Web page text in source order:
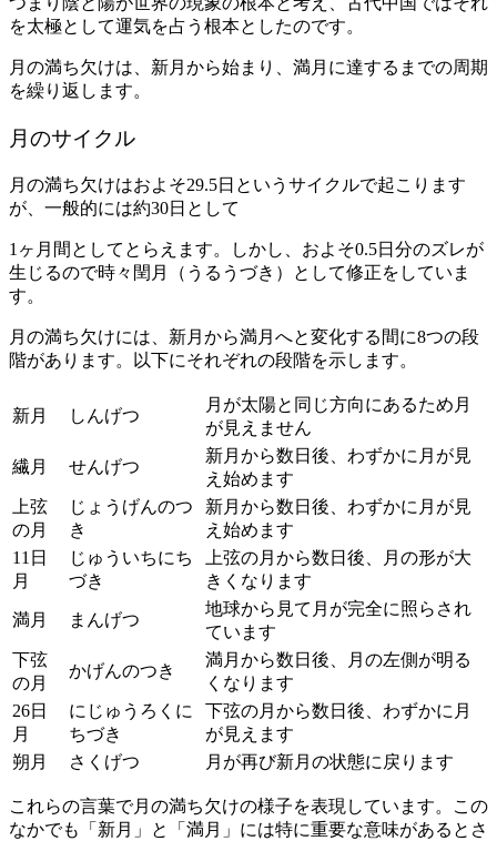
を太極として運気を占う根本としたのです。
月の満ち欠けは、新月から始まり、満月に達するまでの周期
を繰り返します。
月のサイクル
月の満ち欠けはおよそ29.5日というサイクルで起こります
が、一般的には約30日として
1ヶ月間としてとらえます。しかし、およそ0.5日分のズレが
生じるので時々閏月（うるうづき）として修正をしていま
す。
月の満ち欠けには、新月から満月へと変化する間に8つの段
階があります。以下にそれぞれの段階を示します。
新月 しんげつ
月が太陽と同じ方向にあるため月
が見えません
繊月 せんげつ
新月から数日後、わずかに月が見
え始めます
上弦
の月
じょうげんのつ
き
新月から数日後、わずかに月が見
え始めます
11日
月
じゅういちにち
づき
上弦の月から数日後、月の形が大
きくなります
満月 まんげつ
地球から見て月が完全に照らされ
ています
下弦
の月
かげんのつき
満月から数日後、月の左側が明る
くなります
26日
月
にじゅうろくに
ちづき
下弦の月から数日後、わずかに月
が見えます
朔月
さくげつ 月が再び新月の状態に戻ります
これらの言葉で月の満ち欠けの様子を表現しています。この
なかでも「新月」と「満月」には特に重要な意味があるとさ